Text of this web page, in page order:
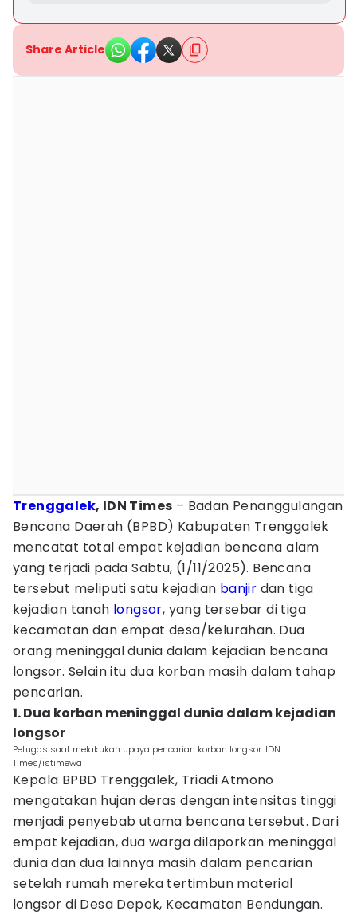
Share Article
Trenggalek, IDN Times – Badan Penanggulangan
Bencana Daerah (BPBD) Kabupaten Trenggalek
mencatat total empat kejadian bencana alam
yang terjadi pada Sabtu, (1/11/2025). Bencana
tersebut meliputi satu kejadian banjir dan tiga
kejadian tanah longsor, yang tersebar di tiga
kecamatan dan empat desa/kelurahan. Dua
orang meninggal dunia dalam kejadian bencana
longsor. Selain itu dua korban masih dalam tahap
pencarian.
1. Dua korban meninggal dunia dalam kejadian
longsor
Petugas saat melakukan upaya pencarian korban longsor. IDN
Times/istimewa
Kepala BPBD Trenggalek, Triadi Atmono
mengatakan hujan deras dengan intensitas tinggi
menjadi penyebab utama bencana tersebut. Dari
empat kejadian, dua warga dilaporkan meninggal
dunia dan dua lainnya masih dalam pencarian
setelah rumah mereka tertimbun material
longsor di Desa Depok, Kecamatan Bendungan.